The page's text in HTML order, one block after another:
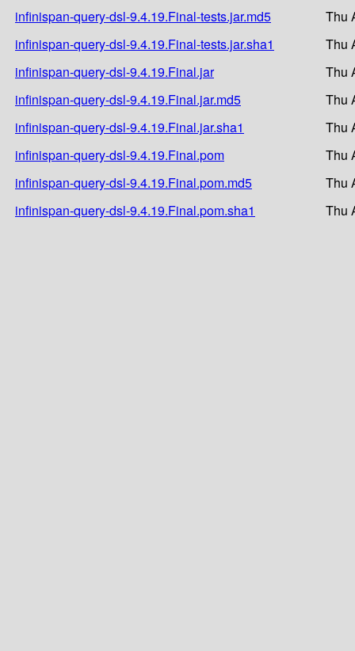
infinispan-query-dsl-9.4.19.Final-tests.jar.md5
Thu
infinispan-query-dsl-9.4.19.Final-tests.jar.sha1
Thu
infinispan-query-dsl-9.4.19.Final.jar
Thu
infinispan-query-dsl-9.4.19.Final.jar.md5
Thu
infinispan-query-dsl-9.4.19.Final.jar.sha1
Thu
infinispan-query-dsl-9.4.19.Final.pom
Thu
infinispan-query-dsl-9.4.19.Final.pom.md5
Thu
infinispan-query-dsl-9.4.19.Final.pom.sha1
Thu